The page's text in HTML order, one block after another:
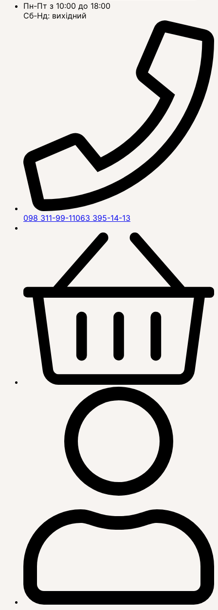
Пн-Пт з 10:00 до 18:00
Сб-Нд: вихідний
098 311-99-11063 395-14-13